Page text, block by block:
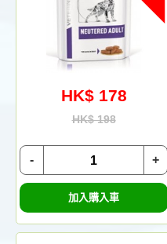
HK$ 178
HK$ 198
+
-
加入購入車